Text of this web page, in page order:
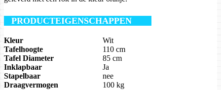
PRODUCTEIGENSCHAPPEN
Kleur
Wit
Tafelhoogte
110 cm
Tafel Diameter
85 cm
Inklapbaar
Ja
Stapelbaar
nee
Draagvermogen
100 kg